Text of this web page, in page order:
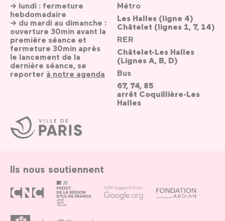
Ville
de
Paris
→ lundi : fermeture
hebdomadaire
→ du mardi au dimanche :
ouverture 30min avant la
première séance et
fermeture 30min après
le lancement de la
dernière séance, se
reporter à notre agenda
Métro
Les Halles (ligne 4)
Châtelet (lignes 1, 7, 14)
RER
Châtelet-Les Halles
(Lignes A, B, D)
Bus
67, 74, 85
arrêt Coquillière-Les
Halles
Ils nous soutiennent